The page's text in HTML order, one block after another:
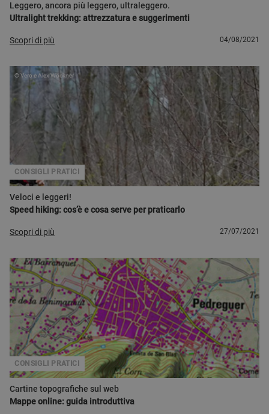
Leggero, ancora più leggero, ultraleggero.
Ultralight trekking: attrezzatura e suggerimenti
Scopri di più 04/08/2021
Veloci e leggeri!
Speed hiking: cos’è e cosa serve per praticarlo
CONSIGLI PRATICI
© Vero e Alex Wöckner
Scopri di più 27/07/2021
Cartine topografiche sul web
Mappe online: guida introduttiva
CONSIGLI PRATICI